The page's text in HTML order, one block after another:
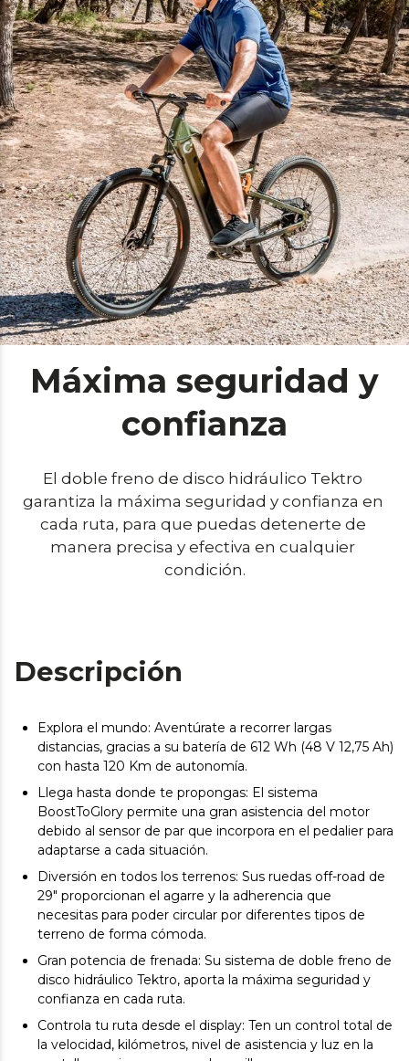
Máxima seguridad y
confianza
El doble freno de disco hidráulico Tektro
garantiza la máxima seguridad y confianza en
cada ruta, para que puedas detenerte de
manera precisa y efectiva en cualquier
condición.
Descripción
Explora el mundo: Aventúrate a recorrer largas
distancias, gracias a su batería de 612 Wh (48 V 12,75 Ah)
con hasta 120 Km de autonomía.
Llega hasta donde te propongas: El sistema
BoostToGlory permite una gran asistencia del motor
debido al sensor de par que incorpora en el pedalier para
adaptarse a cada situación.
Diversión en todos los terrenos: Sus ruedas off-road de
29" proporcionan el agarre y la adherencia que
necesitas para poder circular por diferentes tipos de
terreno de forma cómoda.
Gran potencia de frenada: Su sistema de doble freno de
disco hidráulico Tektro, aporta la máxima seguridad y
confianza en cada ruta.
Controla tu ruta desde el display: Ten un control total de
la velocidad, kilómetros, nivel de asistencia y luz en la